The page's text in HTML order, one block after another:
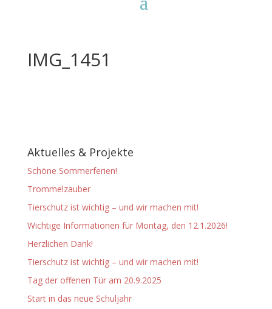
IMG_1451
Aktuelles & Projekte
Schöne Sommerferien!
Trommelzauber
Tierschutz ist wichtig – und wir machen mit!
Wichtige Informationen für Montag, den 12.1.2026!
Herzlichen Dank!
Tierschutz ist wichtig – und wir machen mit!
Tag der offenen Tür am 20.9.2025
Start in das neue Schuljahr